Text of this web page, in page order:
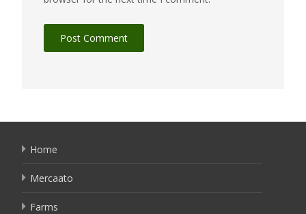
Home
Mercaato
Farms